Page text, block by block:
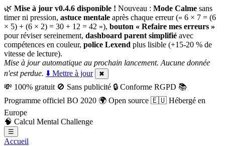
🌿 Mise à jour v0.4.6 disponible ! Nouveau : Mode Calme sans
timer ni pression, astuce mentale après chaque erreur (« 6 × 7 = (6
× 5) + (6 × 2) = 30 + 12 = 42 »), bouton « Refaire mes erreurs »
pour réviser sereinement, dashboard parent simplifié avec
compétences en couleur, police Lexend plus lisible (+15-20 % de
vitesse de lecture).
Mise à jour automatique au prochain lancement. Aucune donnée
n'est perdue. ⬇️ Mettre à jour ✖
💸 100% gratuit 🚫 Sans publicité 🔒 Conforme RGPD 📚
Programme officiel BO 2020 🌍 Open source 🇪🇺 Hébergé en
Europe
🧠 Calcul Mental Challenge
☰
Accueil